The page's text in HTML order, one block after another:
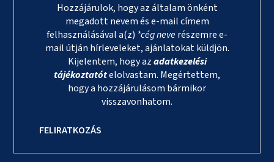
Hozzájárulok, hogy az általam önként
megadott nevem és e-mail címem
felhasználásával a(z) *cég neverészemre e-
mail útján hírleveleket, ajánlatokat küldjön.
Kijelentem, hogy azadatkezelési
tájékoztatótelolvastam. Megértettem,
hogy a hozzájárulásom bármikor
visszavonhatom.
FELIRATKOZÁS